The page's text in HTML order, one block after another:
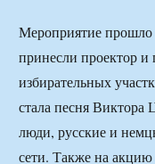
Мероприятие прошло
принесли проектор и
избирательных
стала песня
люди, русские и
сети. Также на акцию